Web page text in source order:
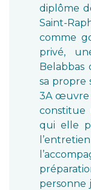
diplôme
Saint-
comme
privé,
Belabbas
sa propre
3A œuvre
constitue
qui elle
personne